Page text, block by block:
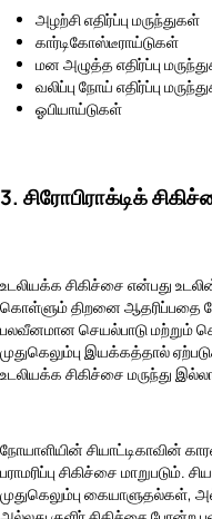
அழற்சி எதிர்ப்பு மருந்துகள்
கார்டிகோஸ்டீராய்டுகள்
மன அழுத்த எதிர்ப்பு
வலிப்பு நோய் எதிர்ப்பு
ஓபியாய்டுகள்
3. சிரோபிராக்டிக்
உடலியக்க சிகிச்சை என்பது
கொள்ளும் திறனை ஆதரிப்பதை
பலவீனமான செயல்பாடு மற்றும்
முதுகெலும்பு இயக்கத்தால்
உடலியக்க சிகிச்சை மருந்து
நோயாளியின் சியாட்டிகாவின்
பராமரிப்பு சிகிச்சை மாறுபடும்.
முதுகெலும்பு கையாளுதல்கள்,